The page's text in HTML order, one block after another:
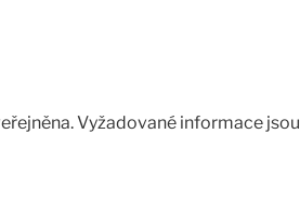
Vyžadované informace jsou